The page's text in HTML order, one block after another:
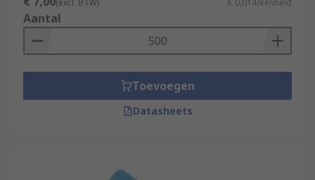
(excl. BTW) € 0,014/eenheid
Aantal
Toevoegen
Datasheets